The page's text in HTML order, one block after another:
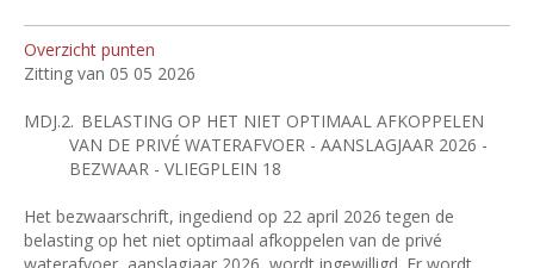
Overzicht punten
Zitting van 05 05 2026
MDJ.2. BELASTING OP HET NIET OPTIMAAL AFKOPPELEN
VAN DE PRIVÉ WATERAFVOER - AANSLAGJAAR 2026 -
BEZWAAR - VLIEGPLEIN 18
Het bezwaarschrift, ingediend op 22 april 2026 tegen de
belasting op het niet optimaal afkoppelen van de privé